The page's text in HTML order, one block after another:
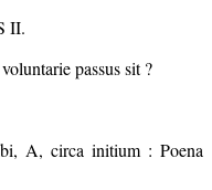
II.
passus sit ?
A, circa initium : Poena